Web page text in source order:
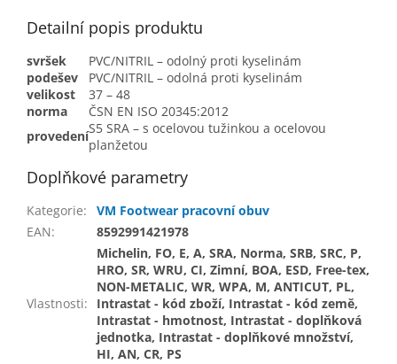
Detailní popis produktu
svršek
PVC/NITRIL – odolný proti kyselinám
podešev
PVC/NITRIL – odolná proti kyselinám
velikost
37 – 48
norma
ČSN EN ISO 20345:2012
provedeníS5 SRA – s ocelovou tužinkou a ocelovou
planžetou
Doplňkové parametry
Kategorie:
VM Footwear pracovní obuv
EAN: 8592991421978
Vlastnosti:
Michelin, FO, E, A, SRA, Norma, SRB, SRC, P,
HRO, SR, WRU, CI, Zimní, BOA, ESD, Free-tex,
NON-METALIC, WR, WPA, M, ANTICUT, PL,
Intrastat - kód zboží, Intrastat - kód země,
Intrastat - hmotnost, Intrastat - doplňková
jednotka, Intrastat - doplňkové množství,
HI, AN, CR, PS